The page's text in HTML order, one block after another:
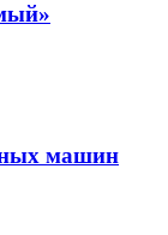
машин